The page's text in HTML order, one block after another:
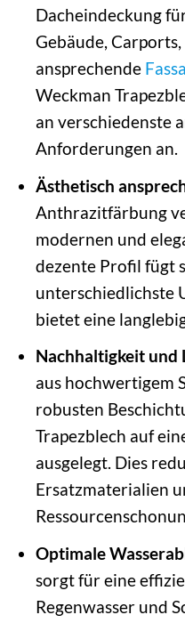
Dacheindeckung
Gebäude,
ansprechende
Weckman
an verschiedenste
Anforderungen an.
Ästhetisch
Anthrazitfärbung
modernen und
dezente Profil fügt
unterschiedlichste
bietet eine
Nachhaltigkeit und
aus hochwertigem
robusten
Trapezblech auf
ausgelegt. Dies
Ersatzmaterialien
Optimale
sorgt für eine
Regenwasser und